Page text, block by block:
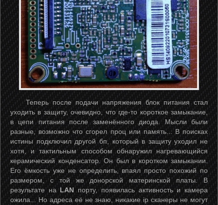
Теперь после подачи напряжения блок питания стал
уходить в защиту, очевидно, что где-то короткое замыкание,
в цепи питания после заменённого диода. Мысли были
разные, возможно что сгорел проц или память... В поисках
истины подключил другой бп, который в защиту уходил не
хотя, и тактильным способом обнаружил нагревающийся
керамический конденсатор. Он был в коротком замыкании.
Его ёмкость уже не определить, впаял просто похожий по
размером, с той же донорской материнской платы. В
результате на LAN порту, появилась активность и камера
ожила... Но адреса её не знаю, никакие ip сканеры не могут